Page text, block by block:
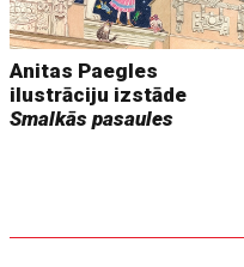
Anitas Paegles
ilustrāciju izstāde
Smalkās pasaules